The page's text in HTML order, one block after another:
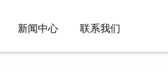
新闻中心 联系我们